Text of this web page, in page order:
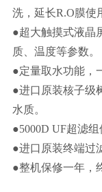
洗，延长R.O膜使
●超大触摸式液晶
质、温度等参数。
●定量取水功能，
●进口原装核子级
水质。
●5000D UF超滤
●进口原装终端过
●整机保修一年，